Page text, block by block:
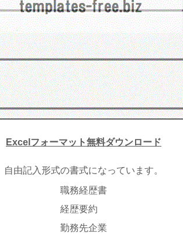
Excelフォーマット無料ダウンロード
自由記入形式の書式になっています。
職務経歴書
経歴要約
勤務先企業